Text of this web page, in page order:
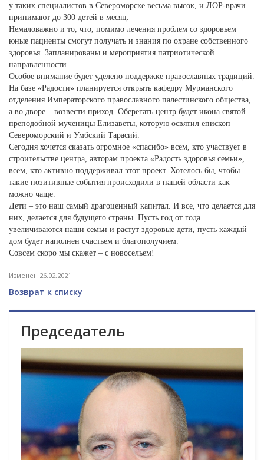
у таких специалистов в Североморске весьма высок, и ЛОР-врачи
принимают до 300 детей в месяц.
Немаловажно и то, что, помимо лечения проблем со здоровьем
юные пациенты смогут получать и знания по охране собственного
здоровья. Запланированы и мероприятия патриотической
направленности.
Особое внимание будет уделено поддержке православных традиций.
На базе «Радости» планируется открыть кафедру Мурманского
отделения Императорского православного палестинского общества,
а во дворе – возвести приход. Оберегать центр будет икона святой
преподобной мученицы Елизаветы, которую освятил епископ
Североморский и Умбский Тарасий.
Сегодня хочется сказать огромное «спасибо» всем, кто участвует в
строительстве центра, авторам проекта «Радость здоровья семьи»,
всем, кто активно поддерживал этот проект. Хотелось бы, чтобы
такие позитивные события происходили в нашей области как
можно чаще.
Дети – это наш самый драгоценный капитал. И все, что делается для
них, делается для будущего страны. Пусть год от года
увеличиваются наши семьи и растут здоровые дети, пусть каждый
дом будет наполнен счастьем и благополучием.
Совсем скоро мы скажет – с новосельем!
Изменен 26.02.2021
Возврат к списку
Председатель